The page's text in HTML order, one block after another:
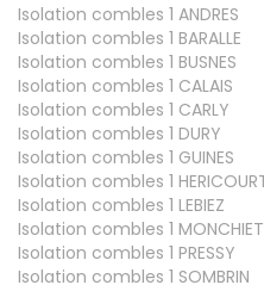
Isolation combles 1 ANDRES
Isolation combles 1 BARALLE
Isolation combles 1 BUSNES
Isolation combles 1 CALAIS
Isolation combles 1 CARLY
Isolation combles 1 DURY
Isolation combles 1 GUINES
Isolation combles 1
Isolation combles 1 LEBIEZ
Isolation combles 1 MONCHIET
Isolation combles 1 PRESSY
Isolation combles 1 SOMBRIN